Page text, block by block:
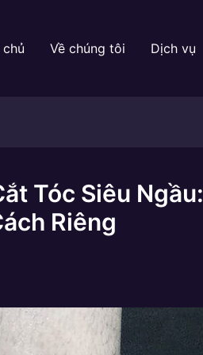
Về chúng tôi Dịch vụ
Tóc Siêu Ngầu:
Riêng